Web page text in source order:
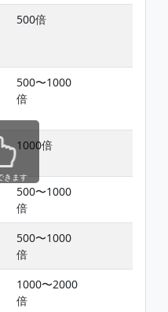
500倍
500〜1000
倍
1000倍
500〜1000
倍
500〜1000
倍
1000〜2000
倍
きます